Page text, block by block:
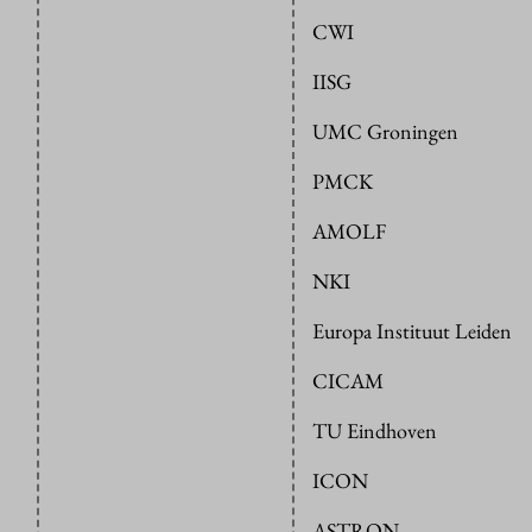
CWI
IISG
UMC Groningen
PMCK
AMOLF
NKI
Europa Instituut Leiden
CICAM
TU Eindhoven
ICON